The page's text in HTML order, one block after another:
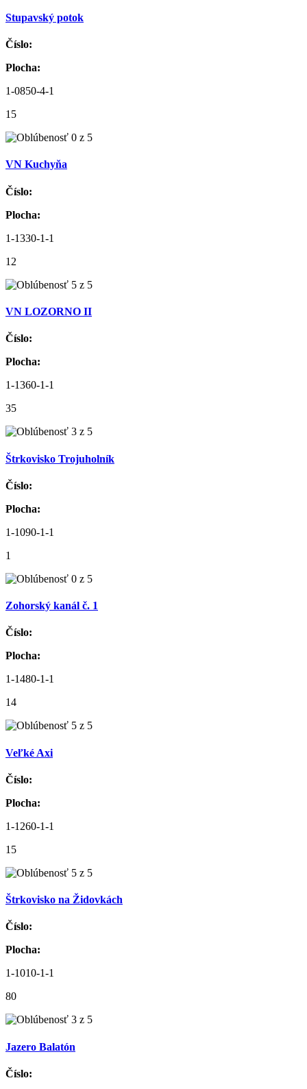
Stupavský potok
Číslo:
Plocha:
1-0850-4-1
15
VN Kuchyňa
Číslo:
Plocha:
1-1330-1-1
12
VN LOZORNO II
Číslo:
Plocha:
1-1360-1-1
35
Štrkovisko Trojuholník
Číslo:
Plocha:
1-1090-1-1
1
Zohorský kanál č. 1
Číslo:
Plocha:
1-1480-1-1
14
Veľké Axi
Číslo:
Plocha:
1-1260-1-1
15
Štrkovisko na Židovkách
Číslo:
Plocha:
1-1010-1-1
80
Jazero Balatón
Číslo: